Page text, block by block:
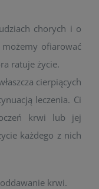
chorych i o
ofiarować
ratuje życie.
cierpiących
leczenia. Ci
krwi lub jej
każdego z nich
krwi.